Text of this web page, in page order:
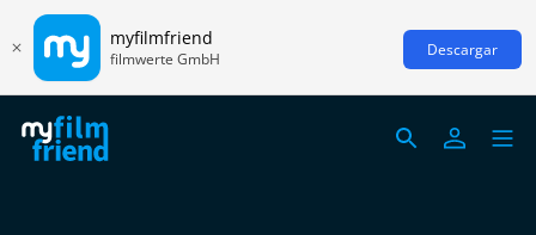
myfilmfriend
filmwerte GmbH Descargar